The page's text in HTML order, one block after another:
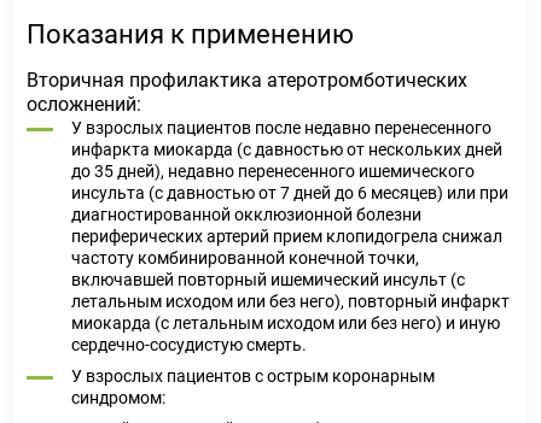
Показания к применению
Вторичная профилактика атеротромботических
осложнений:
У взрослых пациентов после недавно перенесенного
инфаркта миокарда (с давностью от нескольких дней
до 35 дней), недавно перенесенного ишемического
инсульта (с давностью от 7 дней до 6 месяцев) или при
диагностированной окклюзионной болезни
периферических артерий прием клопидогрела снижал
частоту комбинированной конечной точки,
включавшей повторный ишемический инсульт (с
летальным исходом или без него), повторный инфаркт
миокарда (с летальным исходом или без него) и иную
сердечно-сосудистую смерть.
У взрослых пациентов с острым коронарным
синдромом: